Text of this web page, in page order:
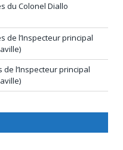
du Colonel Diallo
de l’Inspecteur principal
de l’Inspecteur principal